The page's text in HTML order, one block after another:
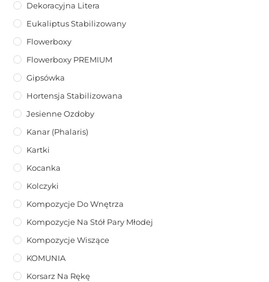
Dekoracyjna Litera
Eukaliptus Stabilizowany
Flowerboxy
Flowerboxy PREMIUM
Gipsówka
Hortensja Stabilizowana
Jesienne Ozdoby
Kanar (phalaris)
Kartki
Kocanka
Kolczyki
Kompozycje Do Wnętrza
Kompozycje Na Stół Pary Młodej
Kompozycje Wiszące
KOMUNIA
Korsarz Na Rękę